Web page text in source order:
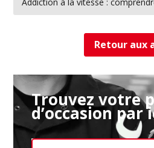
Addiction à la vitesse :
Retour aux
Trouvez votre
d’occasion par